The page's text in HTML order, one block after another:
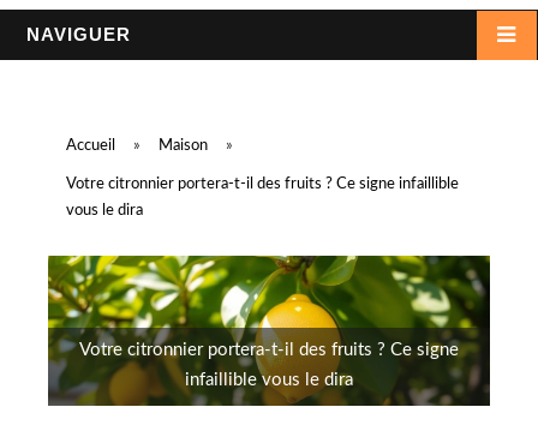
s
NAVIGUER
Accueil » Maison »
Votre citronnier portera-t-il des fruits ? Ce signe infaillible
vous le dira
Votre citronnier portera-t-il des fruits ? Ce signe
infaillible vous le dira